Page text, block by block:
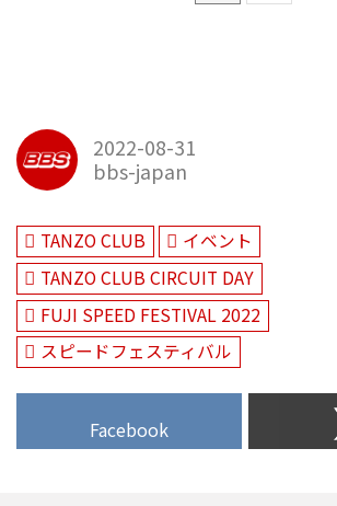
2022-08-31
bbs-japan
TANZO CLUB
イベント
TANZO CLUB CIRCUIT DAY
FUJI SPEED FESTIVAL 2022
スピードフェスティバル
Facebook